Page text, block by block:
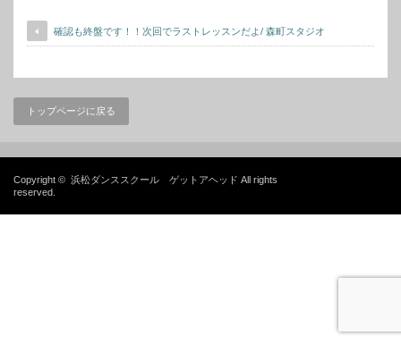
確認も終盤です！！次回でラストレッスンだよ/ 森町スタジオ
トップページに戻る
Copyright © 浜松ダンススクール ゲットアヘッド All rights
reserved.